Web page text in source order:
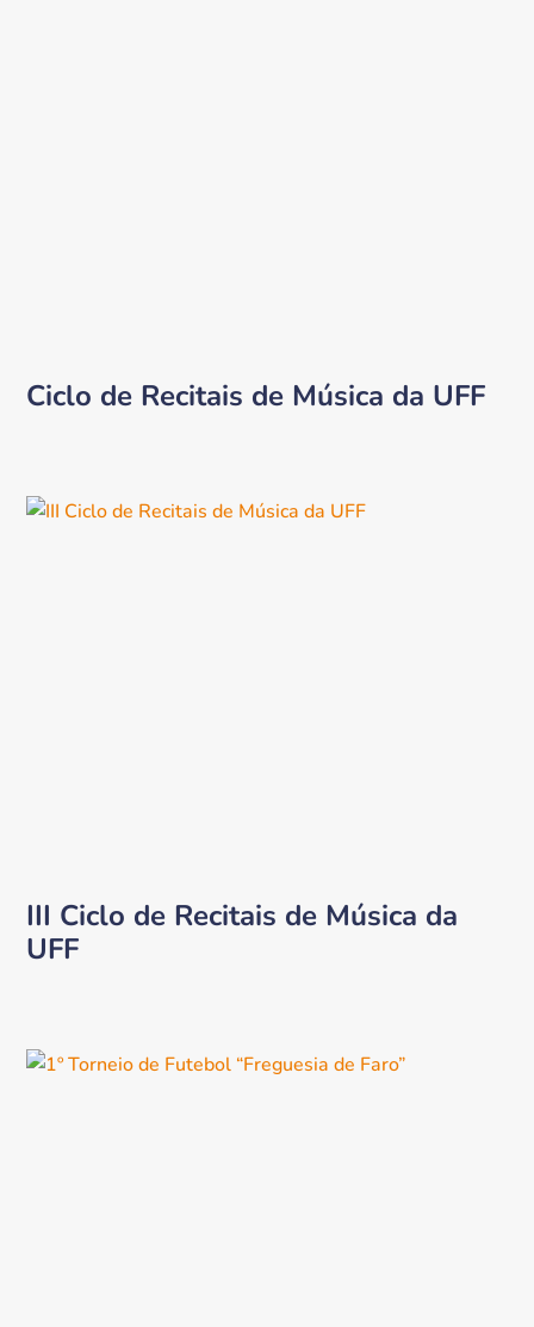
Ciclo de Recitais de Música da UFF
III Ciclo de Recitais de Música da
UFF